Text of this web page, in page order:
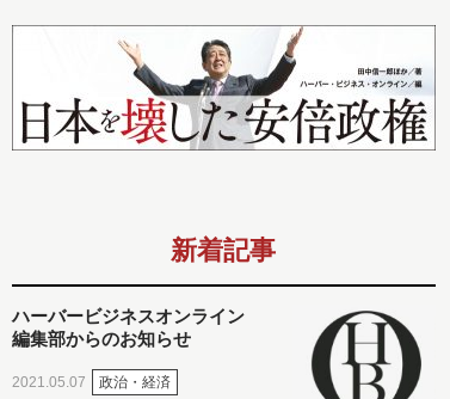
新着記事
ハーバービジネスオンライン
編集部からのお知らせ
2021.05.07 政治・経済